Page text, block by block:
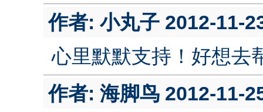
作者:小丸子2012-11-
心里默默支持！好想去
作者: 海脚鸟2012-11-